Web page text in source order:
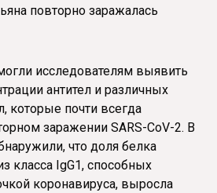
повторно заражалась
исследователям выявить
антител и различных
которые почти всегда
заражении SARS-CoV-2. В
что доля белка
класса IgG1, способных
коронавируса, выросла